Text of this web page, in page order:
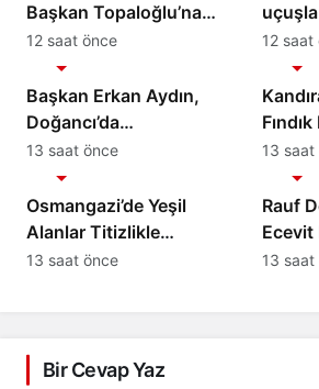
Başkan Topaloğlu’na
veda ziyareti
12 saat önce 12 saat
Başkan Erkan Aydın,
Doğancı’da
Vatandaşların
Taleplerini Yerinde
Dinledi
13 saat önce 13 saat
Osmangazi’de Yeşil
Alanlar Titizlikle
Korunuyor
13 saat önce
Rauf
Ecevit
13 saat
Bir Cevap Yaz